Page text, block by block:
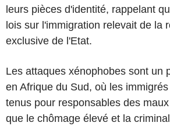
leurs pièces d'identité, rappelant
lois sur l'immigration relevait de la
exclusive de l'Etat.
Les attaques xénophobes sont un
en Afrique du Sud, où les
tenus pour responsables des
que le chômage élevé et la